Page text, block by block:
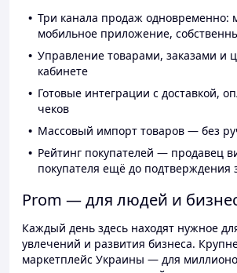
Три канала продаж одновременно:
мобильное приложение,
Управление товарами, заказами и
кабинете
Готовые интеграции с доставкой,
чеков
Массовый импорт товаров — без
Рейтинг покупателей — продавец
покупателя ещё до подтверждения
Prom — для людей и
Каждый день здесь находят нужное
увлечений и развития бизнеса.
маркетплейс Украины — для